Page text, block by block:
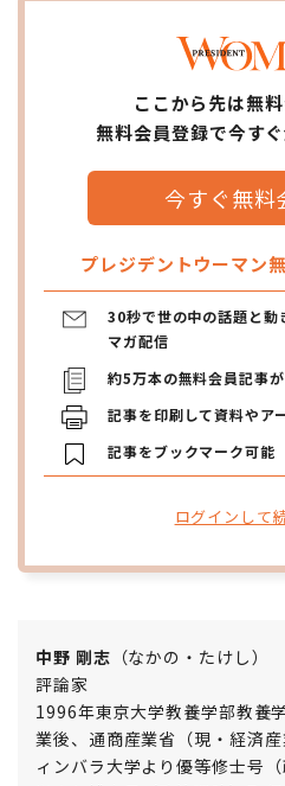
ここから先は無料
無料会員登録で今すぐ
今すぐ無料
プレジデントウーマン
30秒で世の中の話題と動
マガ配信
約5万本の無料会員記事
記事を印刷して資料やア
記事をブックマーク可能
ログインして
中野 剛志 （なかの・たけし）
評論家
1996年東京大学教養学部教養
業後、通商産業省（現・経済
ィンバラ大学より優等修士号